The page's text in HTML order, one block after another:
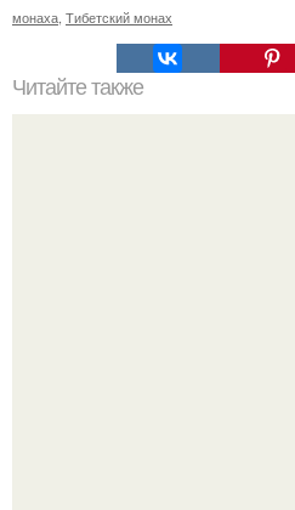
монаха, Тибетский монах
Читайте также